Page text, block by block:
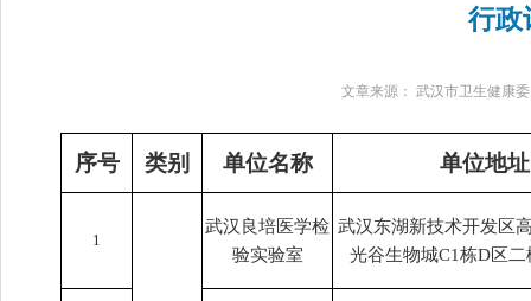
行政
文章来源： 武汉市卫生健康
序号 类别 单位名称 单位地址
1
武汉良培医学检
验实验室
武汉东湖新技术开发区
光谷生物城C1栋D区二